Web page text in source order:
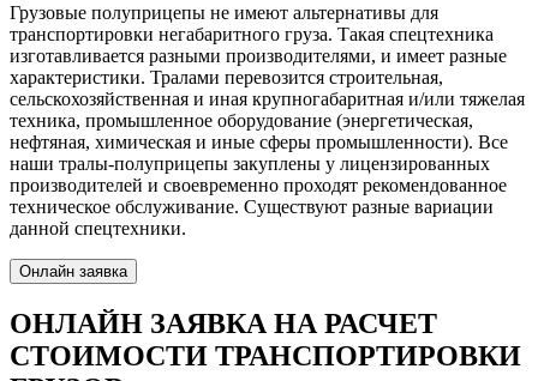
Грузовые полуприцепы не имеют альтернативы для
транспортировки негабаритного груза. Такая спецтехника
изготавливается разными производителями, и имеет разные
характеристики. Тралами перевозится строительная,
сельскохозяйственная и иная крупногабаритная и/или тяжелая
техника, промышленное оборудование (энергетическая,
нефтяная, химическая и иные сферы промышленности). Все
наши тралы-полуприцепы закуплены у лицензированных
производителей и своевременно проходят рекомендованное
техническое обслуживание. Существуют разные вариации
данной спецтехники.
Онлайн заявка
ОНЛАЙН ЗАЯВКА НА РАСЧЕТ
СТОИМОСТИ ТРАНСПОРТИРОВКИ